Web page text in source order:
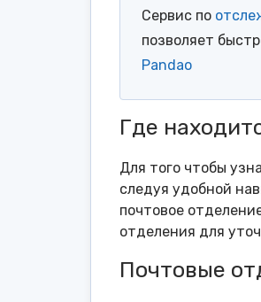
Сервис по
позволяет
Pandao
Где
Для того чтобы
следуя удобной
почтовое
отделения для
Почтовые